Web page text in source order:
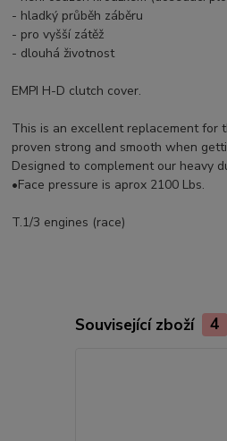
- hladký průběh záběru
- pro vyšší zátěž
- dlouhá životnost
EMPI H-D clutch cover.
This is an excellent replacement for
proven strong and smooth when
Designed to complement our heavy
•Face pressure is aprox 2100 Lbs.
T.1/3 engines (race)
Související zboží 4